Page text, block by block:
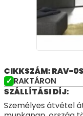
CIKKSZÁM: RAV-
RAKTÁRON
SZÁLLÍTÁSI DÍJ:
Személyes átvétel